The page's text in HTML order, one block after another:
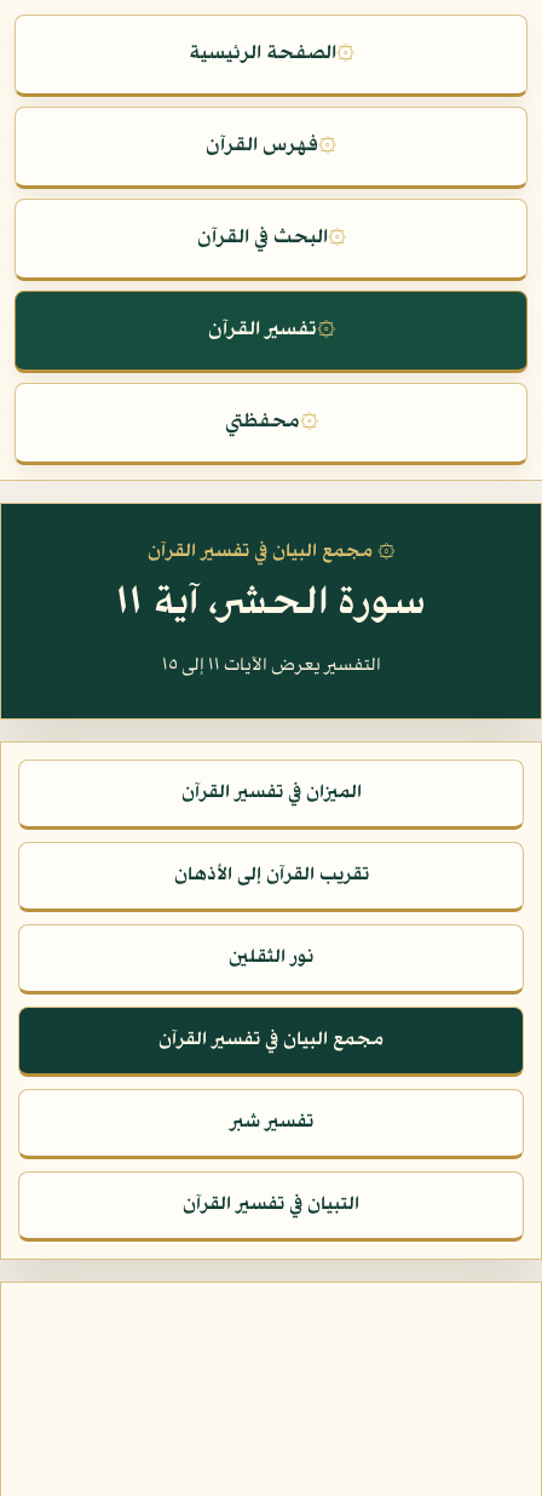
۞الصفحة الرئيسية
۞فهرس القرآن
۞البحث في القرآن
۞تفسير القرآن
۞محفظتي
۞ مجمع البيان في تفسير القرآن
سورة الحشر، آية ١١
التفسير يعرض الآيات ١١ إلى ١٥
الميزان في تفسير القرآن
تقريب القرآن إلى الأذهان
نور الثقلين
مجمع البيان في تفسير القرآن
تفسير شبر
التبيان في تفسير القرآن